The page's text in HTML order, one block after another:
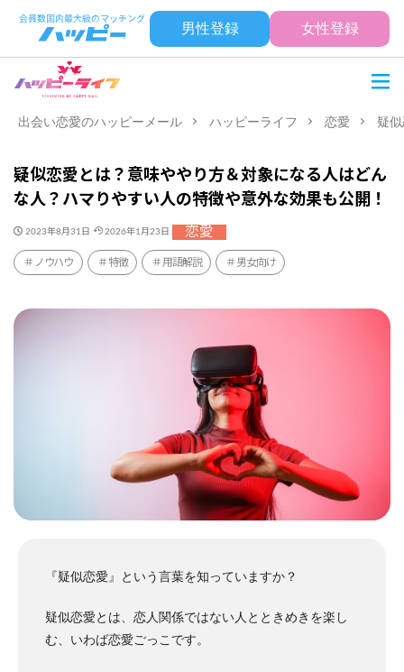
男性登録 女性登録
出会い恋愛のハッピーメール ハッピーライフ 恋愛 疑
疑似恋愛とは？意味ややり方＆対象になる人はどん
な人？ハマりやすい人の特徴や意外な効果も公開！
2023年8月31日 2026年1月23日 恋愛
ノウハウ 特徴 用語解説 男女向け
『疑似恋愛』という言葉を知っていますか？
疑似恋愛とは、恋人関係ではない人とときめきを楽し
む、いわば恋愛ごっこです。